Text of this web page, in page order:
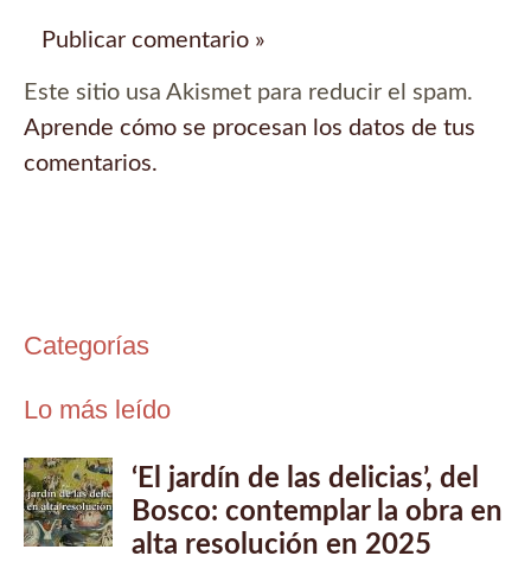
Este sitio usa Akismet para reducir el spam.
Aprende cómo se procesan los datos de tus
comentarios.
Categorías
Lo más leído